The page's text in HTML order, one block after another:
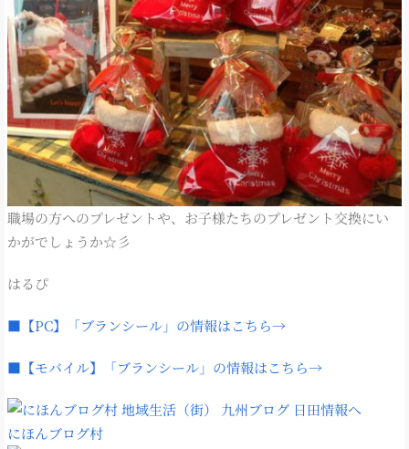
職場の方へのプレゼントや、お子様たちのプレゼント交換にい
かがでしょうか☆彡
はるぴ
■【PC】「ブランシール」の情報はこちら→
■【モバイル】「ブランシール」の情報はこちら→
にほんブログ村